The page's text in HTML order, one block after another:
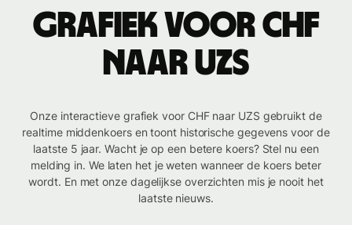
Grafiek voor CHF
naar UZS
Onze interactieve grafiek voor CHF naar UZS gebruikt de
realtime middenkoers en toont historische gegevens voor de
laatste 5 jaar. Wacht je op een betere koers? Stel nu een
melding in. We laten het je weten wanneer de koers beter
wordt. En met onze dagelijkse overzichten mis je nooit het
laatste nieuws.